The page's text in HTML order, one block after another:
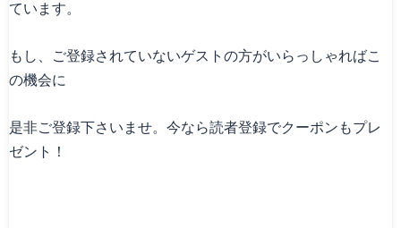
ています。
もし、ご登録されていないゲストの方がいらっしゃればこ
の機会に
是非ご登録下さいませ。今なら読者登録でクーポンもプレ
ゼント！